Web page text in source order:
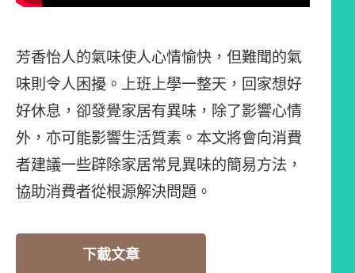
芳香怡人的氣味使人心情愉快，但難聞的氣
味則令人困擾。上班上學一整天，回家想好
好休息，卻發覺家居有異味，除了影響心情
外，亦可能影響生活質素。本文將會向消費
者建議一些辟除家居常見異味的簡易方法，
協助消費者從根源解決問題。
下載文章